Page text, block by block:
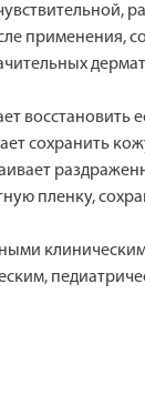
применения,
восстановить
сохранить
пленку,